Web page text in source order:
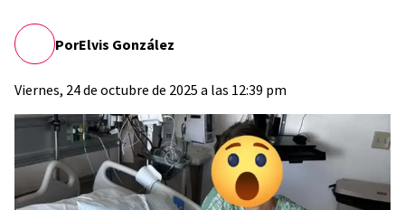
PorElvis González
Viernes, 24 de octubre de 2025 a las 12:39 pm